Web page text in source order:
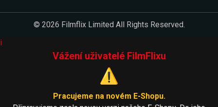
© 2026 Filmflix Limited All Rights Reserved.
i
Vážení uživatelé FilmFlixu
⚠️
Pracujeme na novém E-Shopu.